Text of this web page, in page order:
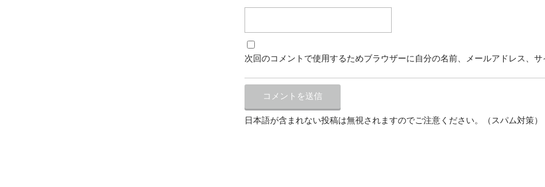
次回のコメントで使用するためブラウザーに自分の名前、メールアドレス、
日本語が含まれない投稿は無視されますのでご注意ください。（スパム対策）